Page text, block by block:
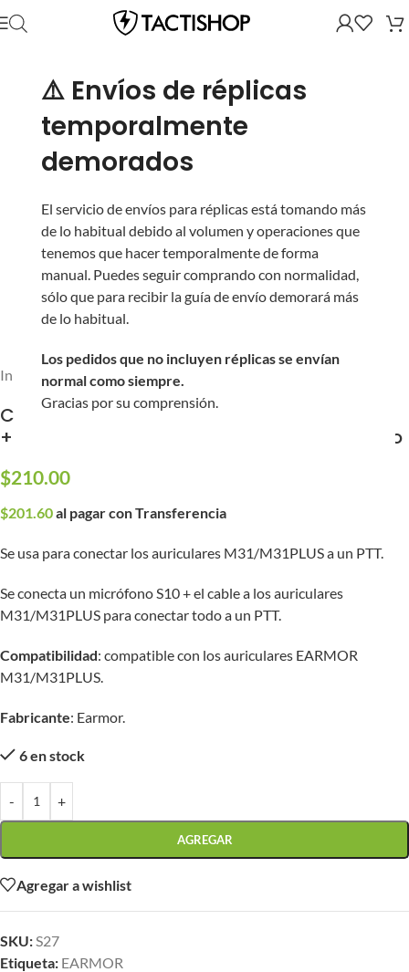
⚠️ Envíos de réplicas
temporalmente
demorados
El servicio de envíos para réplicas está tomando más
de lo habitual debido al volumen y operaciones que
tenemos que hacer temporalmente de forma
manual. Puedes seguir comprando con normalidad,
sólo que para recibir la guía de envío demorará más
de lo habitual.
Los pedidos que no incluyen réplicas se envían
normal como siempre.
Gracias por su comprensión.
Inicio Equipo/ Headsets y Accesorios
Cable Y adaptador de Jack 3.5 mm Macho
+ Jack 2.5 mm Hembra a Jack U-174 Macho
$210.00
$201.60al pagar con Transferencia
Se usa para conectar los auriculares M31/M31PLUS a un PTT.
Se conecta un micrófono S10 + el cable a los auriculares
M31/M31PLUS para conectar todo a un PTT.
Compatibilidad: compatible con los auriculares EARMOR
M31/M31PLUS.
Fabricante: Earmor.
6 en stock
- +
AGREGAR
Agregar a wishlist
SKU:S27
Etiqueta: EARMOR